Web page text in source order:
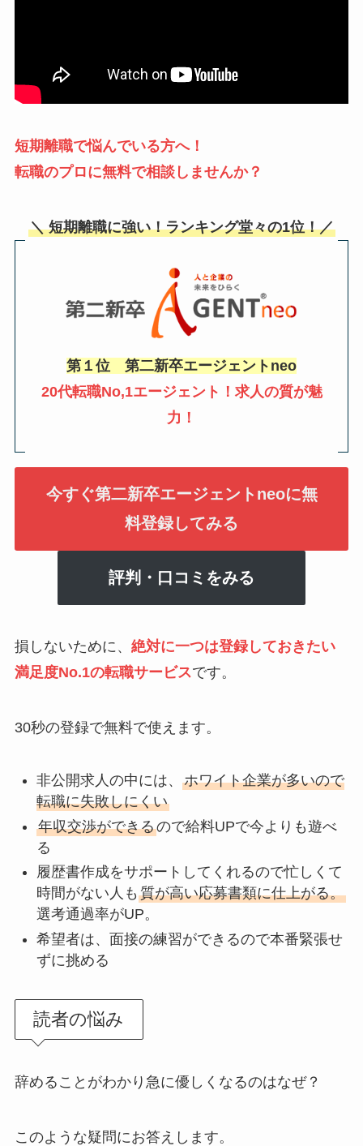
短期離職で悩んでいる方へ！
転職のプロに無料で相談しませんか？
＼ 短期離職に強い！ランキング堂々の1位！／
第１位 第二新卒エージェントneo
20代転職No,1エージェント！求人の質が魅
力！
今すぐ第二新卒エージェントneoに無
料登録してみる
評判・口コミをみる
損しないために、 絶対に一つは登録しておきたい
満足度No.1の転職サービスです。
30秒の登録で無料で使えます。
非公開求人の中には、 ホワイト企業が多いので
転職に失敗しにくい
年収交渉ができるので給料UPで今よりも遊べ
る
履歴書作成をサポートしてくれるので忙しくて
時間がない人も 質が高い応募書類に仕上がる。
選考通過率がUP。
希望者は、面接の練習ができるので本番緊張せ
ずに挑める
読者の悩み
辞めることがわかり急に優しくなるのはなぜ？
このような疑問にお答えします。